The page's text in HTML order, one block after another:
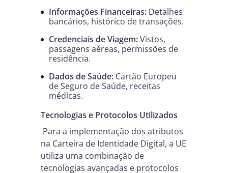
Informações Financeiras: Detalhes
bancários, histórico de transações.
Credenciais de Viagem:Vistos,
passagens aéreas, permissões de
residência.
Dados de Saúde: Cartão Europeu
de Seguro de Saúde, receitas
médicas.
Tecnologias e Protocolos Utilizados
Para a implementação dos atributos
na Carteira de Identidade Digital, a UE
utiliza uma combinação de
tecnologias avançadas e protocolos